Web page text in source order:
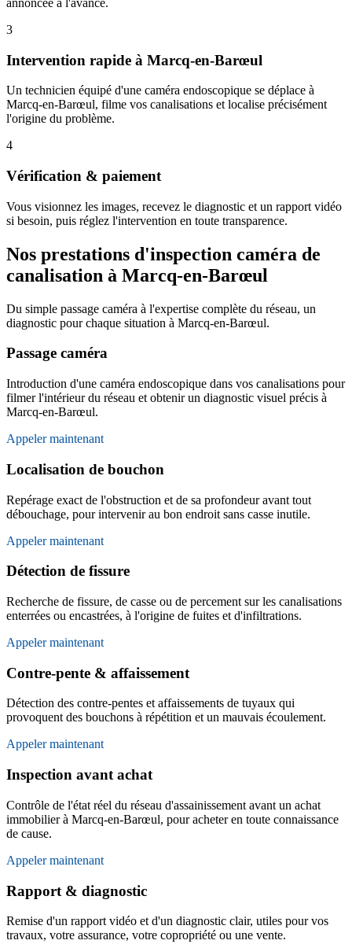
annoncée à l'avance.
3
Intervention rapide à Marcq-en-Barœul
Un technicien équipé d'une caméra endoscopique se déplace à
Marcq-en-Barœul, filme vos canalisations et localise précisément
l'origine du problème.
4
Vérification & paiement
Vous visionnez les images, recevez le diagnostic et un rapport vidéo
si besoin, puis réglez l'intervention en toute transparence.
Nos prestations d'inspection caméra de
canalisation à Marcq-en-Barœul
Du simple passage caméra à l'expertise complète du réseau, un
diagnostic pour chaque situation à Marcq-en-Barœul.
Passage caméra
Introduction d'une caméra endoscopique dans vos canalisations pour
filmer l'intérieur du réseau et obtenir un diagnostic visuel précis à
Marcq-en-Barœul.
Appeler maintenant
Localisation de bouchon
Repérage exact de l'obstruction et de sa profondeur avant tout
débouchage, pour intervenir au bon endroit sans casse inutile.
Appeler maintenant
Détection de fissure
Recherche de fissure, de casse ou de percement sur les canalisations
enterrées ou encastrées, à l'origine de fuites et d'infiltrations.
Appeler maintenant
Contre-pente & affaissement
Détection des contre-pentes et affaissements de tuyaux qui
provoquent des bouchons à répétition et un mauvais écoulement.
Appeler maintenant
Inspection avant achat
Contrôle de l'état réel du réseau d'assainissement avant un achat
immobilier à Marcq-en-Barœul, pour acheter en toute connaissance
de cause.
Appeler maintenant
Rapport & diagnostic
Remise d'un rapport vidéo et d'un diagnostic clair, utiles pour vos
travaux, votre assurance, votre copropriété ou une vente.